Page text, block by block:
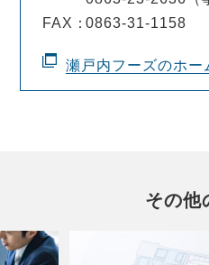
FAX：0863-31-1158
瀬戸内フーズのホー
その他